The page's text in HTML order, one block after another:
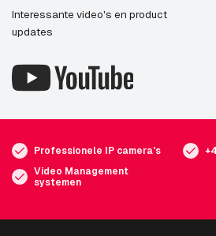
Interessante video's en product
updates
Professionele IP camera's
Video Management
systemen